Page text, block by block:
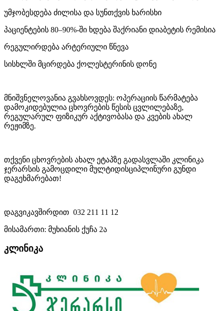
უმჯობესდება ძილისა და სუნთქვის ხარისხი
პაციენტების 80–90%-ში ხდება შაქრიანი დიაბეტის რემისია
რეგულირდება არტერიული წნევა
სისხლში მცირდება ქოლესტერინის დონე
მნიშვნელოვანია გვახსოვდეს: ოპერაციის წარმატება
დამოკიდებულია ცხოვრების წესის ცვლილებაზე,
რეგულარულ ფიზიკურ აქტივობასა და კვების ახალ
რეჟიმზე.
თქვენი ცხოვრების ახალ ეტაპზე გადასვლაში კლინიკა
ჯერარსის გამოცდილი მულტიდისციპლინური გუნდი
დაგეხმარებათ!
დაგვიკავშირდით 032 211 11 12
მისამართი: მუხიანის ქუჩა 2ა
კლინიკა